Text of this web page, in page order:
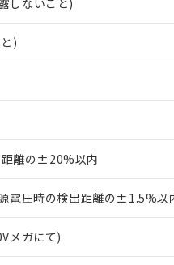
しないこと)
)
離の±20%以内
電圧時の検出距離の±1.5%以
メガにて)
や当社販売拠点は「
スト作成サービス）をご利用
上で当社にご登録された部品
スに関するお客様との取引・
、"個人情報の共同利用に関し
により、予定月が前後すること
ード
ードすることができます。
有を証明するもので、過去に
ステル類４物質の対応では
日を記載しておりました。
切替を完了していることから
のすべてが基準値以下であるこ
部門へお問い合わせください
状況については、お客様のお